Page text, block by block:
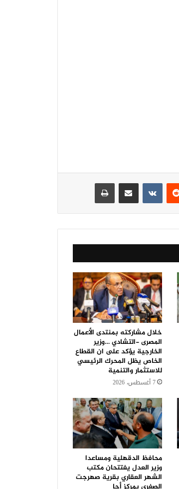
خلال مشاركته بمنتدى الأعمال
المصرى -التشادي …وزير
الخارجية يؤكد على ان القطاع
الخاص يظل المحرك الرئيسي
للاستثمار والتنمية
7 أغسطس، 2026
محافظ الدقهلية ومساعدا
وزير العدل يفتتحان مكتب
الشهر العقاري بقرية صهرجت